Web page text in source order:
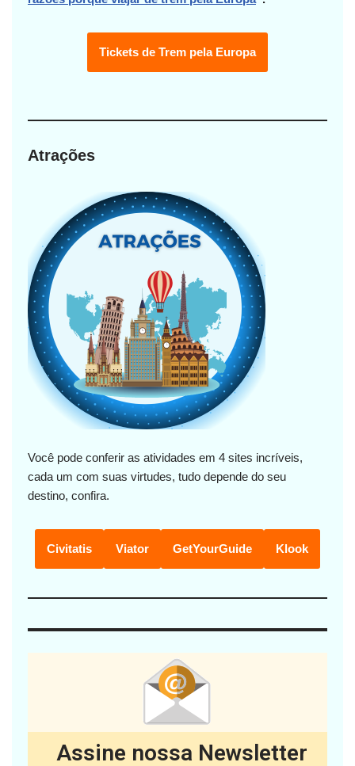
Tickets de Trem pela Europa
Atrações
Você pode conferir as atividades em 4 sites incríveis,
cada um com suas virtudes, tudo depende do seu
destino, confira.
Civitatis Viator GetYourGuide Klook
Assine nossa Newsletter